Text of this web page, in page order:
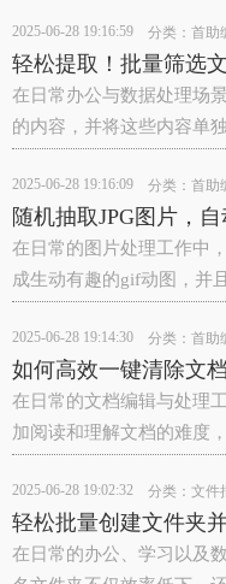
2025-06-28 19:16:59 分类： 首助
轻松提取！批量筛选
在日常办公与数据处理场
的内容，并将这些内容单
2025-06-28 19:16:09 分类： 首助
随机抽取JPG图片，
在日常的图片处理工作中
成生动有趣的gif动图，并
2025-06-28 19:14:30 分类： 首助
如何高效一键清除文
在日常的文档编辑与处理
加阅读和理解文档的难度
2025-06-28 19:02:32 分类： 文件
轻松批量创建文件夹
在日常的办公、学习以及